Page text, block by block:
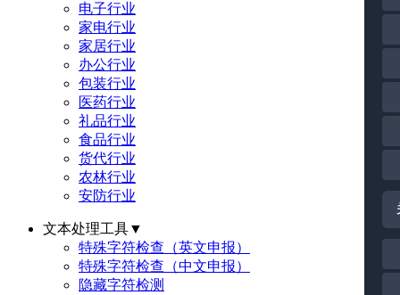
电子行业
家电行业
家居行业
办公行业
包装行业
医药行业
礼品行业
食品行业
货代行业
农林行业
安防行业
文本处理工具▼
特殊字符检查（英文申报）
特殊字符检查（中文申报）
隐藏字符检测